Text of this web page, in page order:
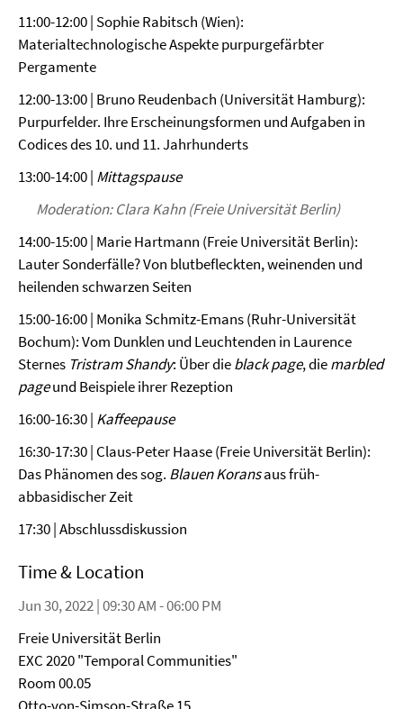
11:00-12:00 | Sophie Rabitsch (Wien):
Materialtechnologische Aspekte purpurgefärbter
Pergamente
12:00-13:00 | Bruno Reudenbach (Universität Hamburg):
Purpurfelder. Ihre Erscheinungsformen und Aufgaben in
Codices des 10. und 11. Jahrhunderts
13:00-14:00 | Mittagspause
Moderation: Clara Kahn (Freie Universität Berlin)
14:00-15:00 | Marie Hartmann (Freie Universität Berlin):
Lauter Sonderfälle? Von blutbefleckten, weinenden und
heilenden schwarzen Seiten
15:00-16:00 | Monika Schmitz-Emans (Ruhr-Universität
Bochum): Vom Dunklen und Leuchtenden in Laurence
Sternes Tristram Shandy: Über dieblack page, diemarbled
pageund Beispiele ihrer Rezeption
16:00-16:30 | Kaffeepause
16:30-17:30 | Claus-Peter Haase (Freie Universität Berlin):
Das Phänomen des sog. Blauen Koransaus früh-
abbasidischer Zeit
17:30 | Abschlussdiskussion
Time & Location
Jun 30, 2022 | 09:30 AM - 06:00 PM
Freie Universität Berlin
EXC 2020 "Temporal Communities"
Room 00.05